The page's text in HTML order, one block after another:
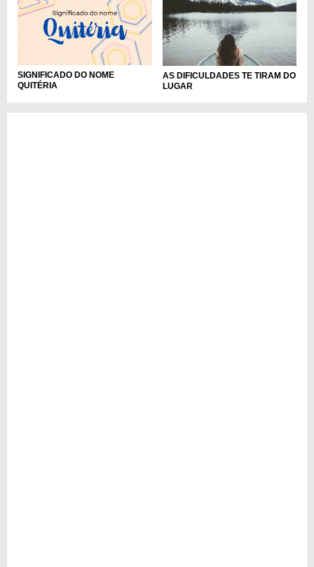
SIGNIFICADO DO NOME
QUITÉRIA
AS DIFICULDADES TE TIRAM DO
LUGAR